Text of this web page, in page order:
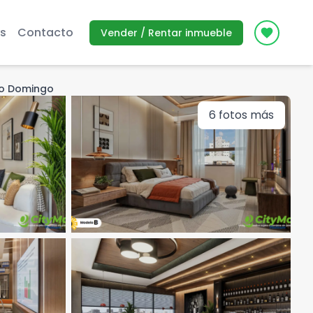
Contacto Vender / Rentar inmueble Icon
Domingo
6 fotos más